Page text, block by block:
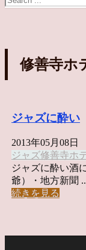
修善寺ホ
ジャズに酔い
2013年05月08日
ジャズ修善寺ホ
ジャズに酔い酒
爺）・地方新聞
続きを見る